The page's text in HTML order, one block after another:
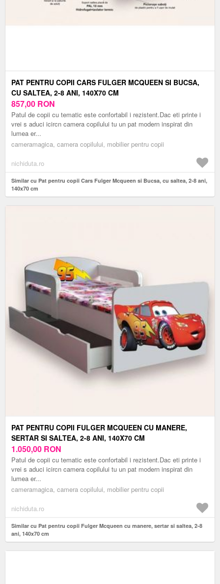
PAT PENTRU COPII CARS FULGER MCQUEEN SI BUCSA,
CU SALTEA, 2-8 ANI, 140X70 CM
857,00 RON
Patul de copii cu tematic este confortabil i rezistent.Dac eti printe i
vrei s aduci icircn camera copilului tu un pat modern inspirat din
lumea er...
cameramagica, camera copilului, mobilier pentru copii
nichiduta.ro
Similar cu Pat pentru copii Cars Fulger Mcqueen si Bucsa, cu saltea, 2-8 ani,
140x70 cm
PAT PENTRU COPII FULGER MCQUEEN CU MANERE,
SERTAR SI SALTEA, 2-8 ANI, 140X70 CM
1.050,00 RON
Patul de copii cu tematic este confortabil i rezistent.Dac eti printe i
vrei s aduci icircn camera copilului tu un pat modern inspirat din
lumea er...
cameramagica, camera copilului, mobilier pentru copii
nichiduta.ro
Similar cu Pat pentru copii Fulger Mcqueen cu manere, sertar si saltea, 2-8
ani, 140x70 cm